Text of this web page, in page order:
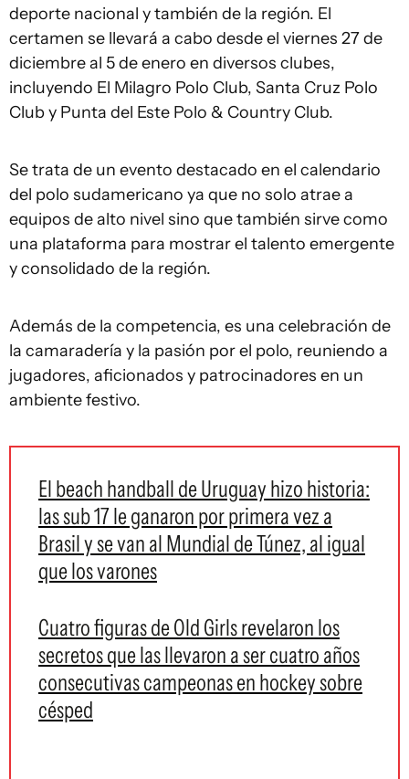
deporte nacional y también de la región. El
certamen se llevará a cabo desde el viernes 27 de
diciembre al 5 de enero en diversos clubes,
incluyendo El Milagro Polo Club, Santa Cruz Polo
Club y Punta del Este Polo & Country Club.
Se trata de un evento destacado en el calendario
del polo sudamericano ya que no solo atrae a
equipos de alto nivel sino que también sirve como
una plataforma para mostrar el talento emergente
y consolidado de la región.
Además de la competencia, es una celebración de
la camaradería y la pasión por el polo, reuniendo a
jugadores, aficionados y patrocinadores en un
ambiente festivo.
El beach handball de Uruguay hizo historia:
las sub 17 le ganaron por primera vez a
Brasil y se van al Mundial de Túnez, al igual
que los varones
Cuatro figuras de Old Girls revelaron los
secretos que las llevaron a ser cuatro años
consecutivas campeonas en hockey sobre
césped